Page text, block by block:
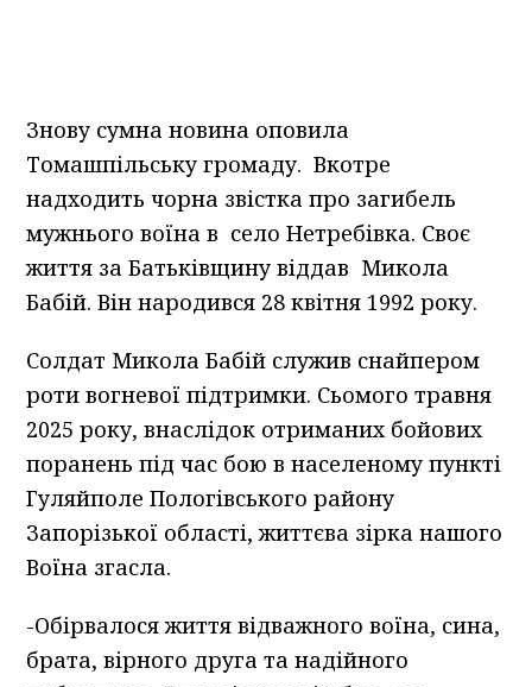
Знову сумна новина оповила
Томашпільську громаду. Вкотре
надходить чорна звістка про загибель
мужнього воїна в село Нетребівка. Своє
життя за Батьківщину віддав Микола
Бабій. Він народився 28 квітня 1992 року.
Солдат Микола Бабій служив снайпером
роти вогневої підтримки. Сьомого травня
2025 року, внаслідок отриманих бойових
поранень під час бою в населеному пункті
Гуляйполе Пологівського району
Запорізької області, життєва зірка нашого
Воїна згасла.
-Обірвалося життя відважного воїна, сина,
брата, вірного друга та надійного